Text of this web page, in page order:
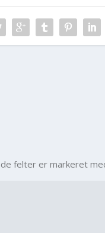
felter er markeret